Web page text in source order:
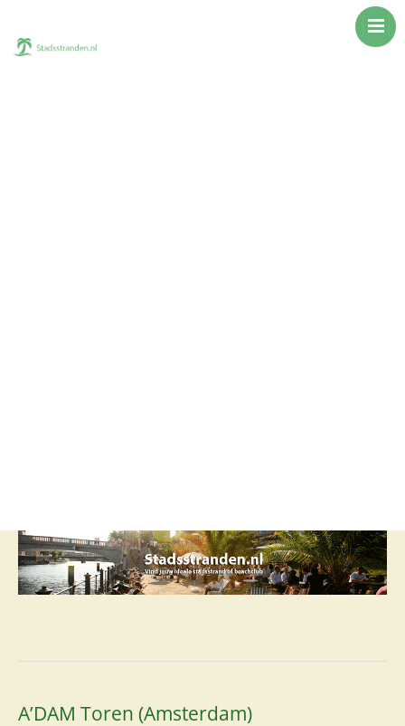
Beachclub
Lounge
Club
A’DAM Toren (Amsterdam)